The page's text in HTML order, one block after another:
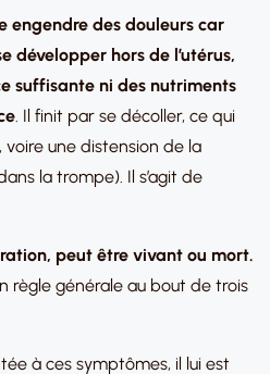
engendre des douleurs car
développer hors de l’utérus,
suffisante ni des nutriments
. Il finit par se décoller, ce qui
une distension de la
la trompe). Il s’agit de
peut être vivant ou mort.
règle générale au bout de trois
à ces symptômes, il lui est